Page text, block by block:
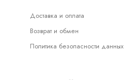
Доставка и оплата
Возврат и обмен
Политика безопасности данных